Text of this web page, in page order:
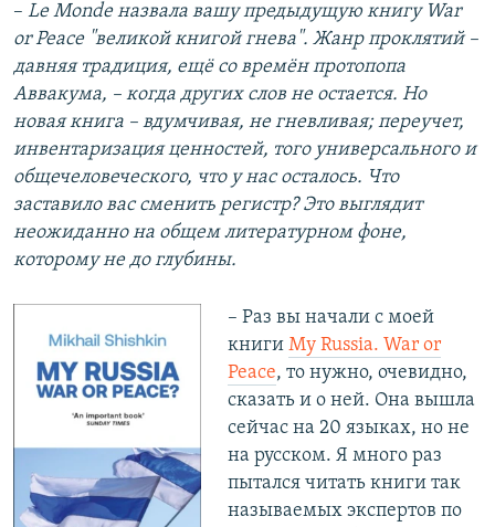
– Le Monde назвала вашу предыдущую книгу War
or Peace "великой книгой гнева". Жанр проклятий –
давняя традиция, ещё со времён протопопа
Аввакума, – когда других слов не остается. Но
новая книга – вдумчивая, не гневливая; переучет,
инвентаризация ценностей, того универсального и
общечеловеческого, что у нас осталось. Что
заставило вас сменить регистр? Это выглядит
неожиданно на общем литературном фоне,
которому не до глубины.
– Раз вы начали с моей
книги My Russia. War or
Peace, то нужно, очевидно,
сказать и о ней. Она вышла
сейчас на 20 языках, но не
на русском. Я много раз
пытался читать книги так
называемых экспертов по